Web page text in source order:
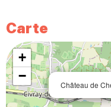
Carte
Château de
+
−